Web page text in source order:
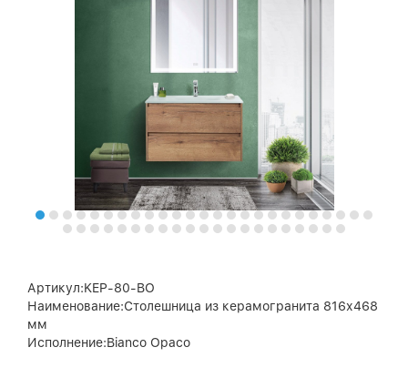
Артикул:KEP-80-BO
Наименование:Столешница из керамогранита 816х468
мм
Исполнение:Bianco Opaco